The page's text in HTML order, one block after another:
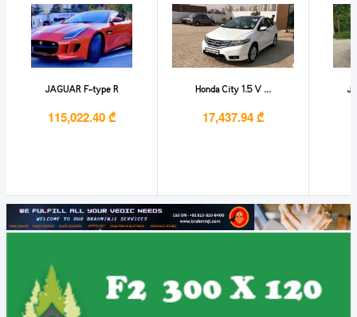
JAGUAR F-type R
115,022.40 ₾
Honda City 1.5 V ...
17,437.94 ₾